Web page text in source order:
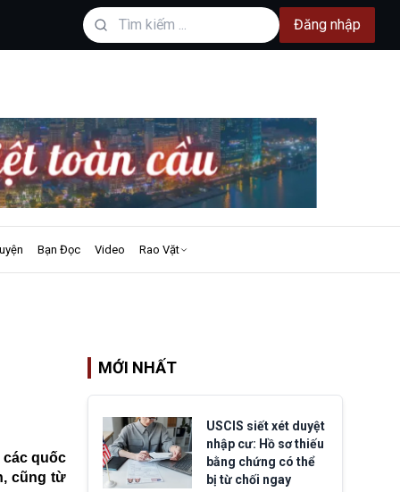
Đăng nhập
Bạn Đọc Video Rao Vặt
các quốc
cũng từ
MỚI NHẤT
USCIS siết xét duyệt
nhập cư: Hồ sơ thiếu
bằng chứng có thể
bị từ chối ngay